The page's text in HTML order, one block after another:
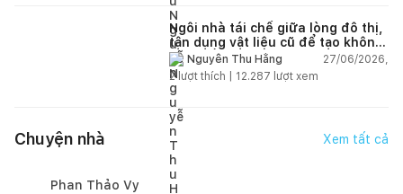
Ngôi nhà tái chế giữa lòng đô thị,
tận dụng vật liệu cũ để tạo không
gian sống linh hoạt
Nguyễn Thu Hằng
27/06/2026,
2lượt thích | 12.287 lượt xem
Chuyện nhà Xem tất cả
Phan Thảo Vy